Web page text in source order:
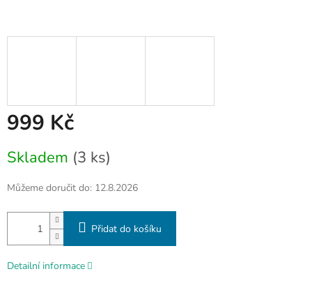
999 Kč
cena:
Skladem (3 ks)
Můžeme doručit do: 12.8.2026
Přidat do košíku
Detailní informace